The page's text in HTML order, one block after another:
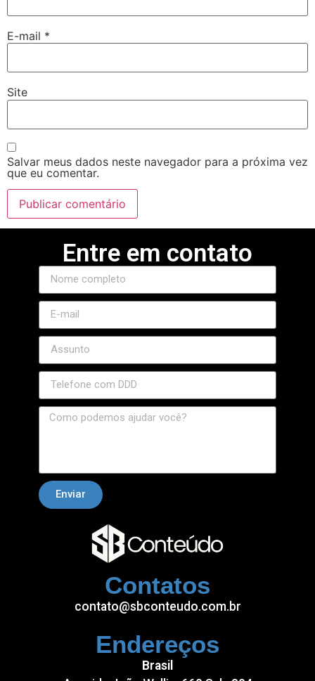
E-mail *
Site
Salvar meus dados neste navegador para a próxima vez
que eu comentar.
Contatos
contato@sbconteudo.com.br
Endereços
Brasil
Entre em contato
Enviar